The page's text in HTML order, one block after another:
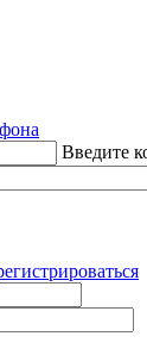
Введите